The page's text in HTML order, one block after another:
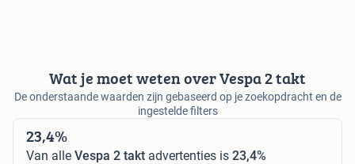
Wat je moet weten over Vespa 2 takt
De onderstaande waarden zijn gebaseerd op je zoekopdracht en de
ingestelde filters
23,4%
Van alle Vespa 2 takt advertenties is 23,4%